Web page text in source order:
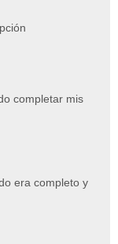
completar mis
era completo y